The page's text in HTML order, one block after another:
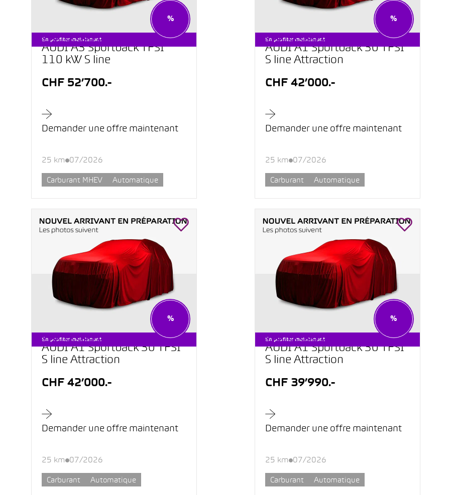
En profiter maintenant
%
STARTER CARS DÈS CHF 199.–
AUDI A3 Sportback TFSI
110 kW S line
CHF 52’700.-
Demander une offre maintenant
25 km 07/2026
Carburant MHEV Automatique
En profiter maintenant
%
STARTER CARS DÈS CHF 199.–
AUDI A1 Sportback 30 TFSI
S line Attraction
CHF 42’000.-
Demander une offre maintenant
25 km 07/2026
Carburant Automatique
En profiter maintenant
%
STARTER CARS DÈS CHF 199.–
AUDI A1 Sportback 30 TFSI
S line Attraction
CHF 42’000.-
Demander une offre maintenant
25 km 07/2026
Carburant Automatique
En profiter maintenant
%
STARTER CARS DÈS CHF 199.–
AUDI A1 Sportback 30 TFSI
S line Attraction
CHF 39’990.-
Demander une offre maintenant
25 km 07/2026
Carburant Automatique